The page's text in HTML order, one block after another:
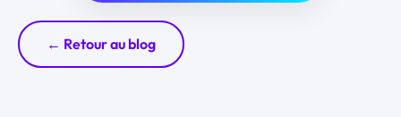
← Retour au blog